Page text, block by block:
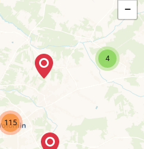
115
4
−